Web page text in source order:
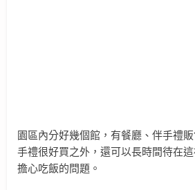
園區內分好幾個館，有餐廳、伴手禮
手禮很好買之外，還可以長時間待在
擔心吃飯的問題。